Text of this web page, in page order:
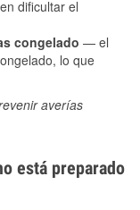
dificultar el
congelado — el
lo que
averías
está preparado